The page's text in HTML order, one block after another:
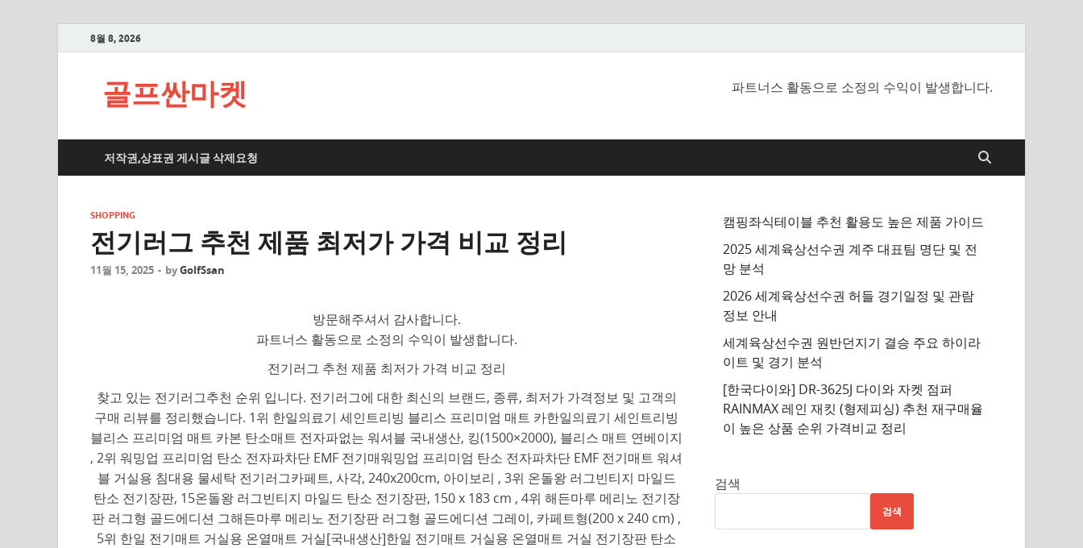
8월 8, 2026
골프싼마켓 파트너스 활동으로 소정의 수익이 발생합니다.
저작권,상표권 게시글 삭제요청
SHOPPING
전기러그 추천 제품 최저가 가격 비교 정리
11월 15, 2025 - byGolfSsan
방문해주셔서 감사합니다.
파트너스 활동으로 소정의 수익이 발생합니다.
전기러그 추천 제품 최저가 가격 비교 정리
찾고 있는 전기러그추천 순위 입니다. 전기러그에 대한 최신의 브랜드, 종류, 최저가 가격정보 및 고객의
구매 리뷰를 정리했습니다. 1위 한일의료기 세인트리빙 블리스 프리미엄 매트 카한일의료기 세인트리빙
블리스 프리미엄 매트 카본 탄소매트 전자파없는 워셔블 국내생산, 킹(1500×2000), 블리스 매트 연베이지
, 2위 워밍업 프리미엄 탄소 전자파차단 EMF 전기매워밍업 프리미엄 탄소 전자파차단 EMF 전기매트 워셔
블 거실용 침대용 물세탁 전기러그카페트, 사각, 240x200cm, 아이보리 , 3위 온돌왕 러그빈티지 마일드
탄소 전기장판, 15온돌왕 러그빈티지 마일드 탄소 전기장판, 150 x 183 cm , 4위 해든마루 메리노 전기장
판 러그형 골드에디션 그해든마루 메리노 전기장판 러그형 골드에디션 그레이, 카페트형(200 x 240 cm) ,
5위 한일 전기매트 거실용 온열매트 거실[국내생산]한일 전기매트 거실용 온열매트 거실 전기장판 탄소
캠핑좌식테이블 추천 활용도 높은 제품 가이드
2025 세계육상선수권 계주 대표팀 명단 및 전
망 분석
2026 세계육상선수권 허들 경기일정 및 관람
정보 안내
세계육상선수권 원반던지기 결승 주요 하이라
이트 및 경기 분석
[한국다이와] DR-3625J 다이와 자켓 점퍼
RAINMAX 레인 재킷 (형제피싱) 추천 재구매율
이 높은 상품 순위 가격비교 정리
검색
검색